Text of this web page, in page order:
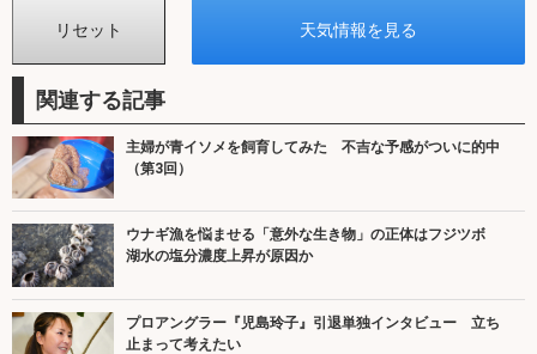
関連する記事
主婦が青イソメを飼育してみた 不吉な予感がついに的中
（第3回）
ウナギ漁を悩ませる「意外な生き物」の正体はフジツボ
湖水の塩分濃度上昇が原因か
プロアングラー『児島玲子』引退単独インタビュー 立ち
止まって考えたい